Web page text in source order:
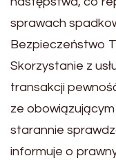
sprawach
Bezpieczeństwo
Skorzystanie z
transakcji
ze
starannie
informuje o